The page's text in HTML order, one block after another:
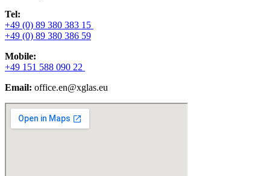
Tel:
+49 (0) 89 380 383 15
+49 (0) 89 380 386 59
Mobile:
+49 151 588 090 22
Email: office.en@xglas.eu